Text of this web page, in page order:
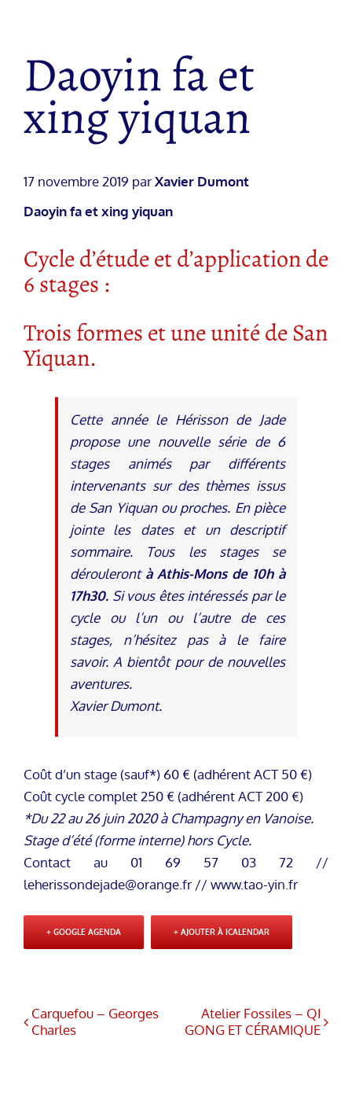
Daoyin fa et
xing yiquan
17 novembre 2019 parXavier Dumont
Daoyin fa et xing yiquan
Cycle d’étude et d’application de
6 stages :
Trois formes et une unité de San
Yiquan.
Cette année le Hérisson de Jade
propose une nouvelle série de 6
stages animés par différents
intervenants sur des thèmes issus
de San Yiquan ou proches. En pièce
jointe les dates et un descriptif
sommaire.
Tous les stages se
dérouleront à Athis-Mons de 10h à
17h30. Si vous êtes intéressés par le
cycle ou l’un ou l’autre de ces
stages, n’hésitez pas à le faire
savoir. A bientôt pour de nouvelles
aventures.
Xavier Dumont.
Coût d’un stage (sauf*) 60 € (adhérent ACT 50 €)
Coût cycle complet 250 € (adhérent ACT 200 €)
*Du 22 au 26 juin 2020 à Champagny en Vanoise.
Stage d’été (forme interne) hors Cycle.
Contact au 01 69 57 03 72 //
leherissondejade@orange.fr // www.tao-yin.fr
+ GOOGLE AGENDA + AJOUTER À ICALENDAR
Carquefou – Georges
Charles
Atelier Fossiles – QI
GONG ET CÉRAMIQUE